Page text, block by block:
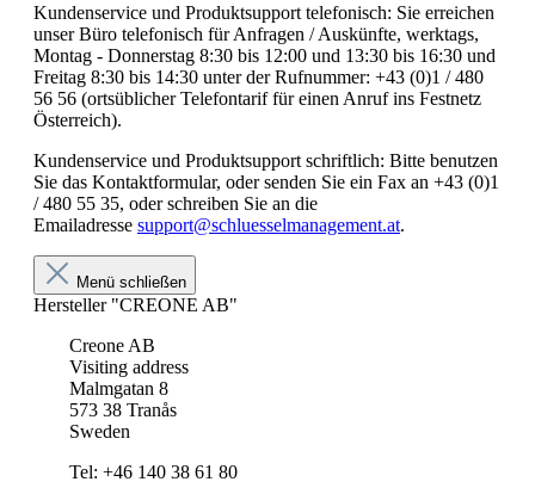
Kundenservice und Produktsupport telefonisch: Sie erreichen
unser Büro telefonisch für Anfragen / Auskünfte, werktags,
Montag - Donnerstag 8:30 bis 12:00 und 13:30 bis 16:30 und
Freitag 8:30 bis 14:30 unter der Rufnummer: +43 (0)1 / 480
56 56 (ortsüblicher Telefontarif für einen Anruf ins Festnetz
Österreich).
Kundenservice und Produktsupport schriftlich: Bitte benutzen
Sie das Kontaktformular, oder senden Sie ein Fax an +43 (0)1
/ 480 55 35, oder schreiben Sie an die
Emailadresse support@schluesselmanagement.at.
Menü schließen
Hersteller "CREONE AB"
Creone AB
Visiting address
Malmgatan 8
573 38 Tranås
Sweden
Tel: +46 140 38 61 80